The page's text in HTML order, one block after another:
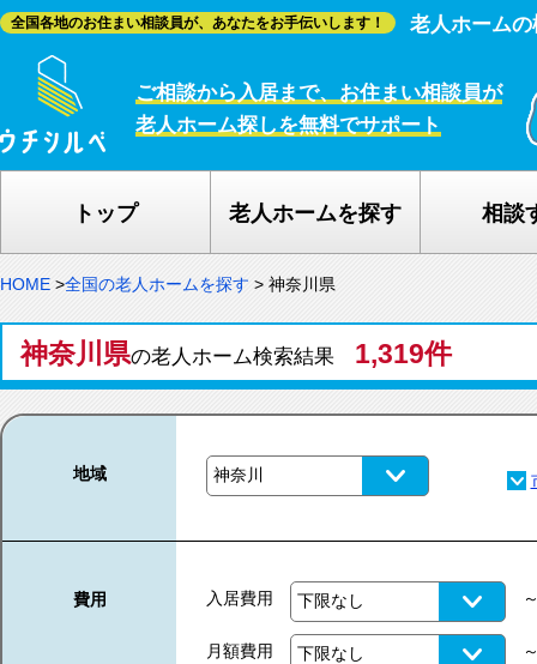
全国各地のお住まい相談員が、あなたをお手伝いします！ 老人ホーム
ご相談から入居まで、お住まい相談員が
老人ホーム探しを無料でサポート
トップ 老人ホームを探す 相談
HOME >全国の老人ホームを探す > 神奈川県
神奈川県の老人ホーム検索結果 1,319件
地域
費用 入居費用
月額費用